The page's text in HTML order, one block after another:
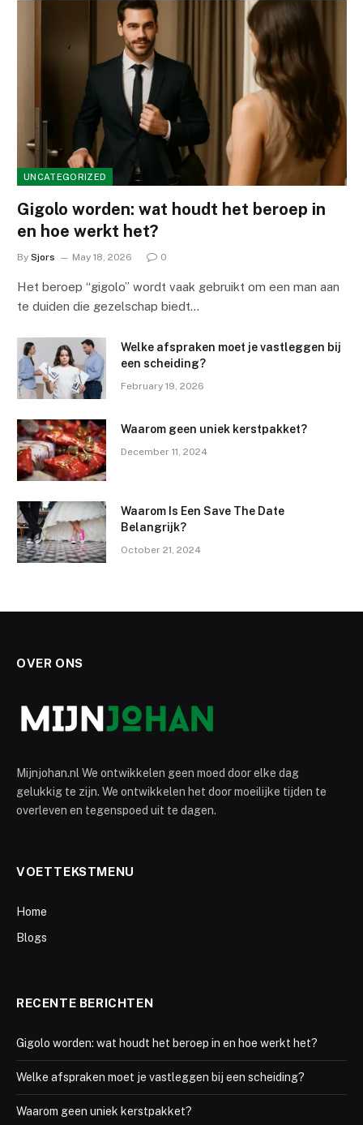
UNCATEGORIZED
Gigolo worden: wat houdt het beroep in
en hoe werkt het?
By Sjors May 18, 2026 0
Het beroep “gigolo” wordt vaak gebruikt om een man aan
te duiden die gezelschap biedt…
Welke afspraken moet je vastleggen bij
een scheiding?
February 19, 2026
Waarom geen uniek kerstpakket?
December 11, 2024
Waarom Is Een Save The Date
Belangrijk?
October 21, 2024
OVER ONS
Mijnjohan.nl We ontwikkelen geen moed door elke dag
gelukkig te zijn. We ontwikkelen het door moeilijke tijden te
overleven en tegenspoed uit te dagen.
VOETTEKSTMENU
Home
Blogs
RECENTE BERICHTEN
Gigolo worden: wat houdt het beroep in en hoe werkt het?
Welke afspraken moet je vastleggen bij een scheiding?
Waarom geen uniek kerstpakket?